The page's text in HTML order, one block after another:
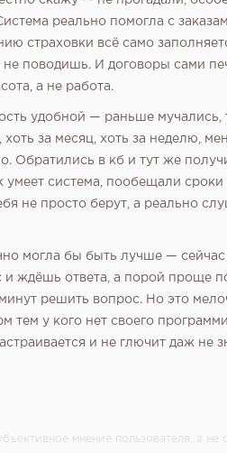
реально помогла с
страховки всё само
поводишь. И договоры сами
а не работа.
удобной — раньше
хоть за месяц, хоть за неделю,
Обратились в кб и тут же
умеет система, пообещали
не просто берут, а реально
могла бы быть лучше — сейчас
ждёшь ответа, а порой проще
решить вопрос. Но это
тем у кого нет своего
и не глючит даж не
мнение пользователя, а